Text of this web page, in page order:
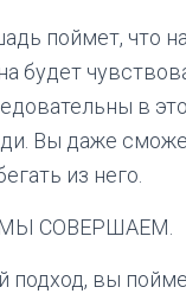
поймет, что
будет
в
Вы даже
из него.
СОВЕРШАЕМ.
подход, вы